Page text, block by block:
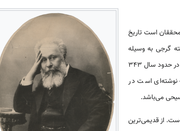
است تاریخ
گرجی به وسیله
کوربو (Corbo) باستان‌شناس ایتالیایی در فلسطین کشف شد و تاریخ کتابت آن در حدود سال 343
است در
از قدیمی‌ترین